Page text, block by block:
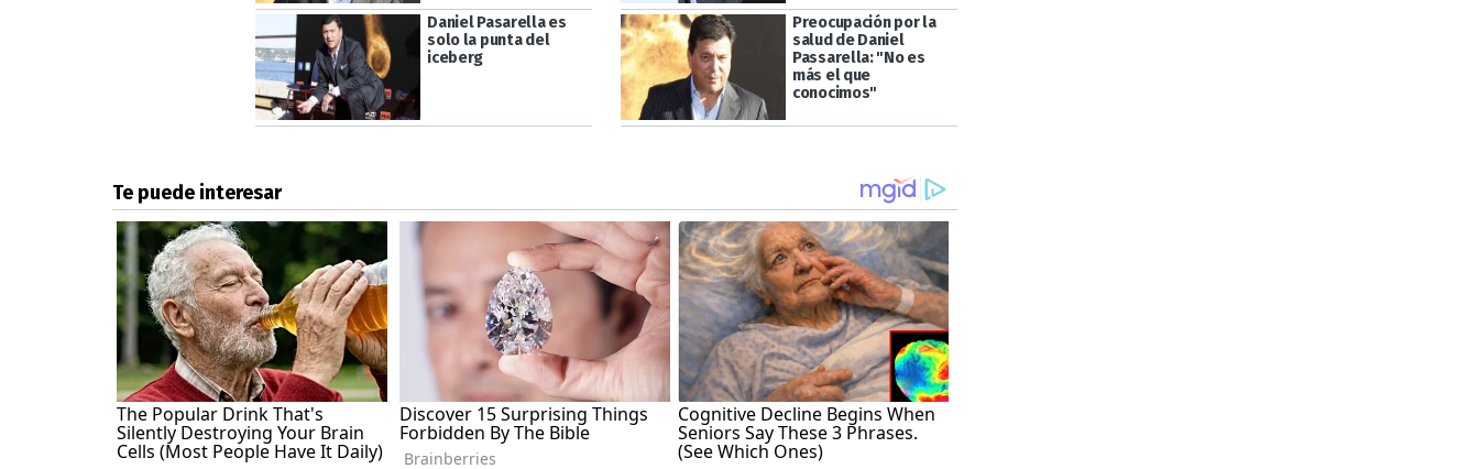
Daniel Pasarella es
solo la punta del
iceberg
Preocupación por la
salud de Daniel
Passarella: "No es
más el que
conocimos"